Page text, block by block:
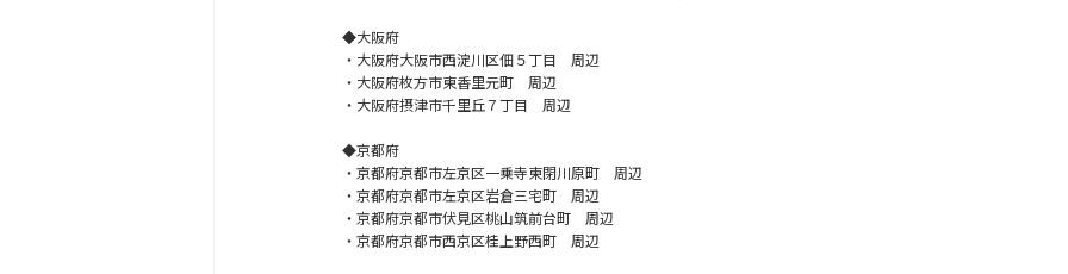
◆大阪府
・大阪府大阪市西淀川区佃５丁目 周辺
・大阪府枚方市東香里元町 周辺
・大阪府摂津市千里丘７丁目 周辺
◆京都府
・京都府京都市左京区一乗寺東閉川原町 周辺
・京都府京都市左京区岩倉三宅町 周辺
・京都府京都市伏見区桃山筑前台町 周辺
・京都府京都市西京区桂上野西町 周辺